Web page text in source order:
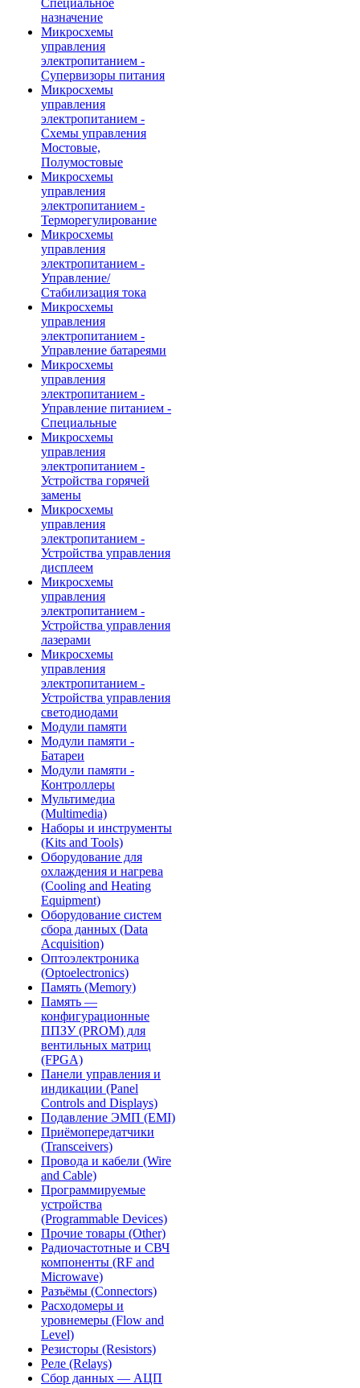
Специальное
назначение
Микросхемы
управления
электропитанием -
Супервизоры питания
Микросхемы
управления
электропитанием -
Схемы управления
Мостовые,
Полумостовые
Микросхемы
управления
электропитанием -
Терморегулирование
Микросхемы
управления
электропитанием -
Управление/
Стабилизация тока
Микросхемы
управления
электропитанием -
Управление батареями
Микросхемы
управления
электропитанием -
Управление питанием -
Специальные
Микросхемы
управления
электропитанием -
Устройства горячей
замены
Микросхемы
управления
электропитанием -
Устройства управления
дисплеем
Микросхемы
управления
электропитанием -
Устройства управления
лазерами
Микросхемы
управления
электропитанием -
Устройства управления
светодиодами
Модули памяти
Модули памяти -
Батареи
Модули памяти -
Контроллеры
Мультимедиа
(Multimedia)
Наборы и инструменты
(Kits and Tools)
Оборудование для
охлаждения и нагрева
(Cooling and Heating
Equipment)
Оборудование систем
сбора данных (Data
Acquisition)
Оптоэлектроника
(Optoelectronics)
Память (Memory)
Память —
конфигурационные
ППЗУ (PROM) для
вентильных матриц
(FPGA)
Панели управления и
индикации (Panel
Controls and Displays)
Подавление ЭМП (EMI)
Приёмопередатчики
(Transceivers)
Провода и кабели (Wire
and Cable)
Программируемые
устройства
(Programmable Devices)
Прочие товары (Other)
Радиочастотные и СВЧ
компоненты (RF and
Microwave)
Разъёмы (Connectors)
Расходомеры и
уровнемеры (Flow and
Level)
Резисторы (Resistors)
Реле (Relays)
Сбор данных — АЦП